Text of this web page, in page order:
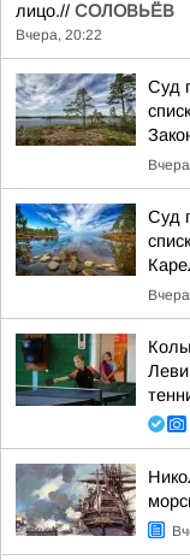
лицо.// СОЛОВЬЁВ
Вчера, 20:22
Суд
Суд